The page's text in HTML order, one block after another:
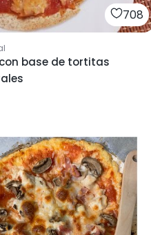
708
base de tortitas